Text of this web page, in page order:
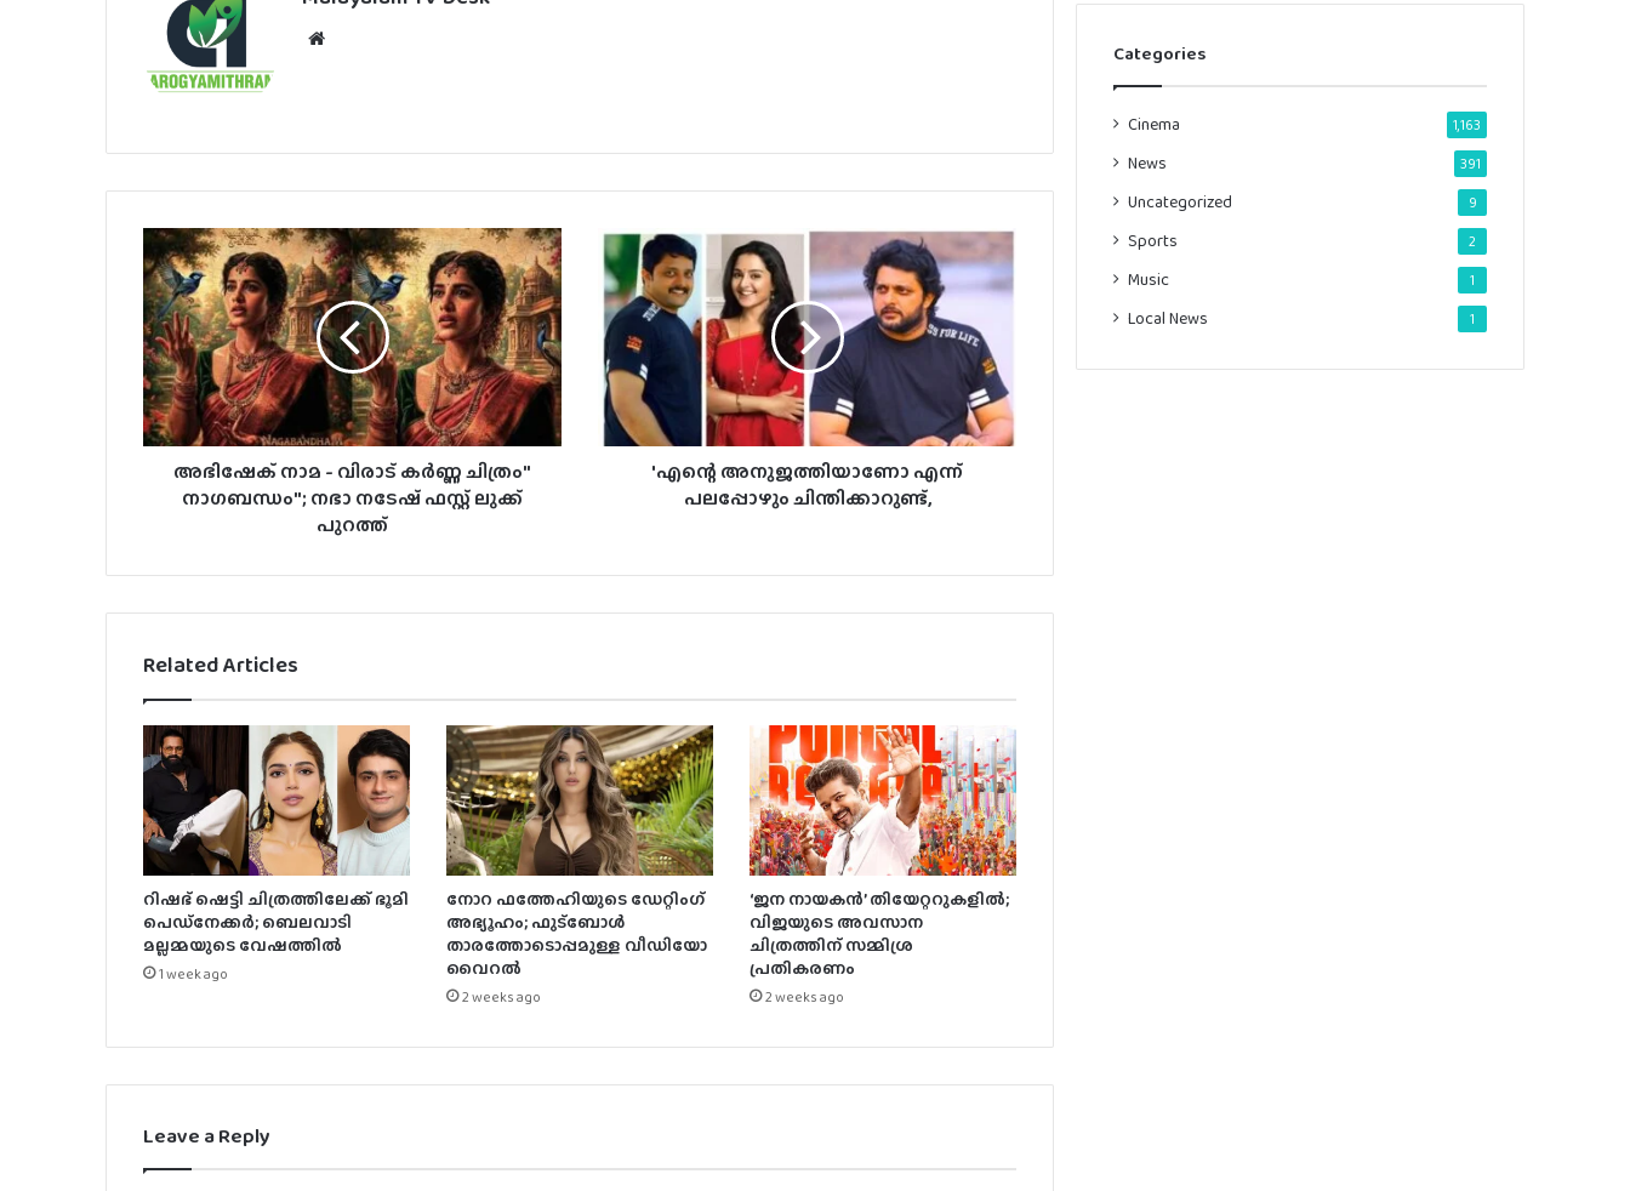
അഭിഷേക് നാമ - വിരാട് കർണ്ണ ചിത്രം"
നാഗബന്ധം"; നഭാ നടേഷ് ഫസ്റ്റ് ലുക്ക്
പുറത്ത്
'എന്റെ അനുജത്തിയാണോ എന്ന്
പലപ്പോഴും ചിന്തിക്കാറുണ്ട്,
Related Articles
റിഷഭ് ഷെട്ടി ചിത്രത്തിലേക്ക് ഭൂമി
പെഡ്‌നേക്കർ; ബെലവാടി
മല്ലമ്മയുടെ വേഷത്തിൽ
1 week ago
നോറ ഫത്തേഹിയുടെ ഡേറ്റിംഗ്
അഭ്യൂഹം; ഫുട്ബോൾ
താരത്തോടൊപ്പമുള്ള വീഡിയോ
വൈറൽ
2 weeks ago
‘ജന നായകൻ’ തിയേറ്ററുകളിൽ;
വിജയുടെ അവസാന
ചിത്രത്തിന് സമ്മിശ്ര
പ്രതികരണം
2 weeks ago
Leave a Reply
Categories
Cinema 1,163
News 391
Uncategorized 9
Sports 2
Music 1
Local News 1